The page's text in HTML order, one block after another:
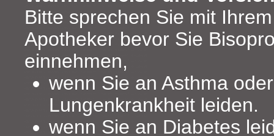
Bitte sprechen Sie mit
Apotheker bevor Sie
einnehmen,
wenn Sie an Asthma
Lungenkrankheit leiden.
wenn Sie an Diabetes